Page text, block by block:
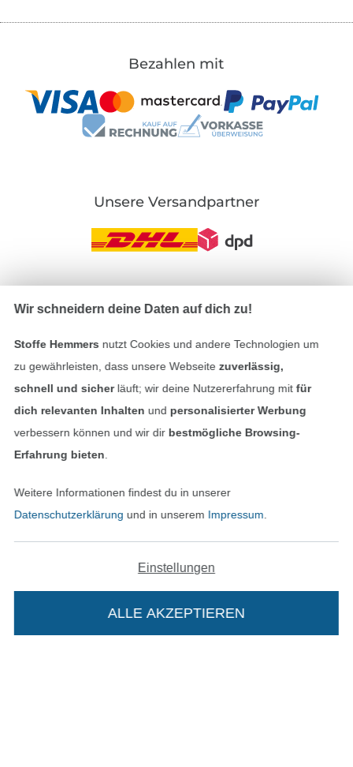
Bezahlen mit
Unsere Versandpartner
Impressum
Datenschutz
Kontakt
Bestellung widerrufen
Finde mehr Inspiration
In den deutschen Shop wechseln (aktuell
Wir schneidern deine Daten auf dich zu!
Stoffe Hemmers nutzt Cookies und andere Technologien um
zu gewährleisten, dass unsere Webseite zuverlässig,
schnell und sicherläuft; wir deine Nutzererfahrung mitfür
dich relevanten Inhalten und personalisierter Werbung
verbessern können und wir dir bestmögliche Browsing-
Erfahrung bieten
Weitere Informationen findest du in unserer
Datenschutzerklärung und in unserem Impressum
Einstellungen
ALLE AKZEPTIEREN